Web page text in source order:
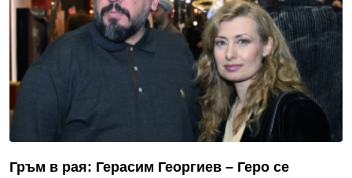
Гръм в рая: Герасим Георгиев – Геро се